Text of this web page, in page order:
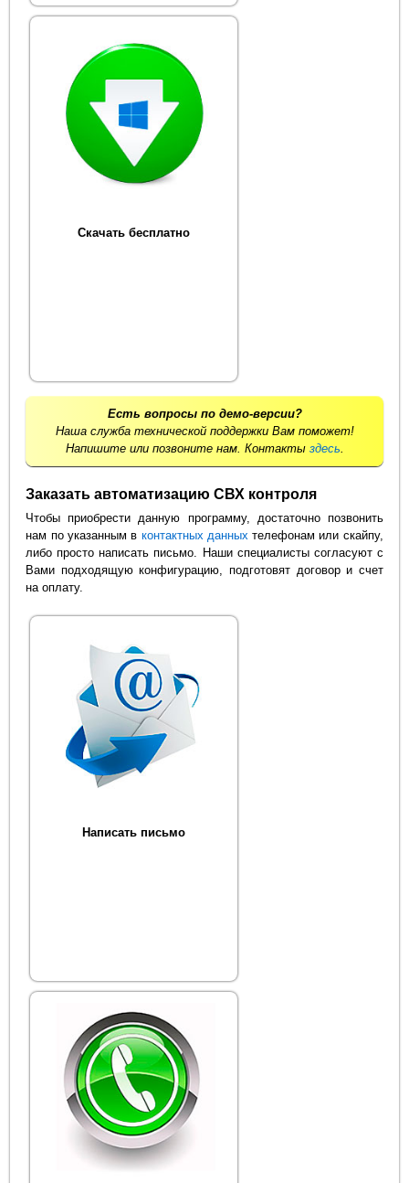
Скачать бесплатно
Есть вопросы по демо-версии?
Наша служба технической поддержки Вам поможет!
Напишите или позвоните нам. Контакты здесь.
Заказать автоматизацию СВХ контроля
Чтобы приобрести данную программу, достаточно позвонить
нам по указанным в контактных данныхтелефонам или скайпу,
либо просто написать письмо. Наши специалисты согласуют с
Вами подходящую конфигурацию, подготовят договор и счет
на оплату.
Написать письмо